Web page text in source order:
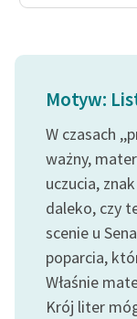
Motyw:
W czasach
ważny,
uczucia,
daleko, czy
scenie u
poparcia,
Właśnie
Krój liter